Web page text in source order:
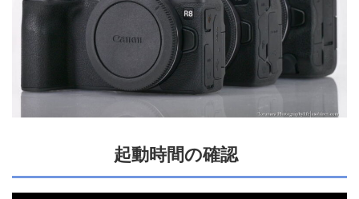
起動時間の確認